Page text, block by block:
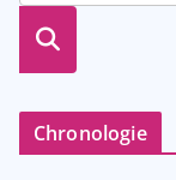
suche
Chronologie